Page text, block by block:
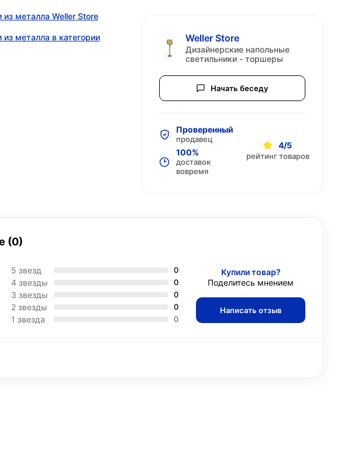
металла Weller Store
металла в категории Weller Store
Дизайнерские напольные
светильники - торшеры
Начать беседу
Проверенный
продавец
100%
доставок
вовремя
4/5
рейтинг товаров
(0)
5 звезд 0
4 звезды 0
3 звезды 0
2 звезды 0
1 звезда 0
Купили товар?
Поделитесь мнением
Написать отзыв